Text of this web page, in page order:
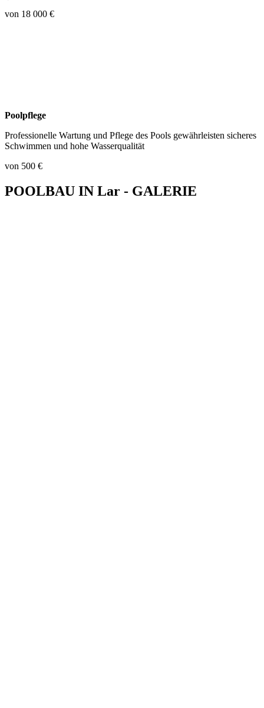
von 18 000 €
Poolpflege
Professionelle Wartung und Pflege des Pools gewährleisten sicheres
Schwimmen und hohe Wasserqualität
von 500 €
POOLBAU IN Lar - GALERIE